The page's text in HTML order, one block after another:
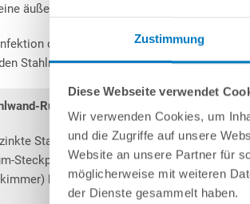
Zustimmung
Diese Webseite verwendet
Wir verwenden Cookies, um
und die Zugriffe auf unsere
Website an unsere Partner für
möglicherweise mit weiteren
der Dienste gesammelt haben.
äußerst zeitsparende Alternative zum
des Poolwassers empfehlen wir die
Stahlmantel auswirken könnte.
Rundbecken
Stahlwand mit 0,6 mm Stärke, innen
Steckprofil für die schnelle Verbindung der
bereits vorbereitet.